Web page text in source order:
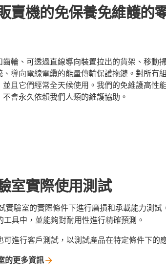
賣機的免保養免維護的
輪、可透過直線導向裝置拉出的貨架、移動
導向電線電纜的能量傳輸保護拖鏈。對所有
且它們經常全天候使用。我們的免維護高性
會永久依賴我們人類的維護協助。
室實際使用測試
實驗室的實際條件下進行磨損和承載能力測試
工具中，並能夠對耐用性進行精確預測。
進行客戶測試，以測試產品在特定條件下的
的更多資訊